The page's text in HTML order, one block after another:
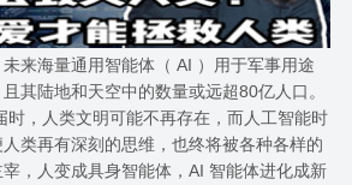
来海量通用智能体（ AI ）用于军事用途
其陆地和天空中的数量或远超80亿人口。
时，人类文明可能不再存在，而人工智能时
类再有深刻的思维，也终将被各种各样的
，人变成具身智能体，AI 智能体进化成新